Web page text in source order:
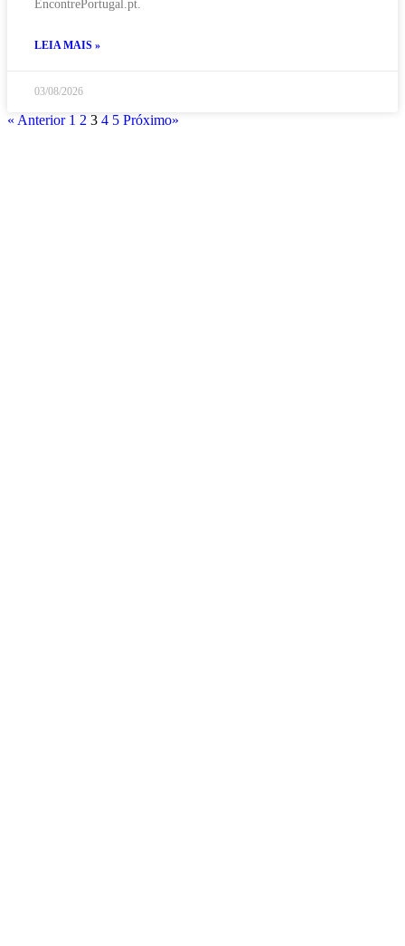
EncontrePortugal.pt.
LEIA MAIS »
03/08/2026
« Anterior 1 2 3 4 5 Próximo»